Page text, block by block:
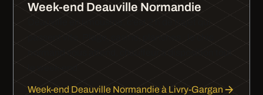
Week-end Deauville Normandie
Deauville en limousine, c'est 2 h de trajet qui
Week-end Deauville Normandie à Livry-Gargan